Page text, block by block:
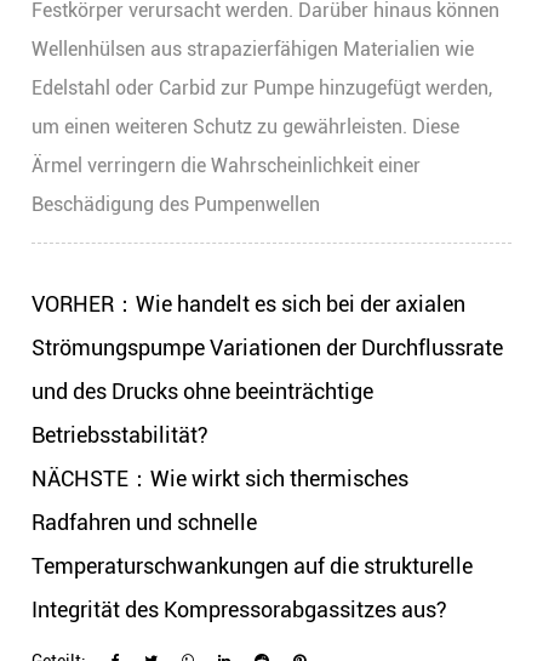
Festkörper verursacht werden. Darüber hinaus können
Wellenhülsen aus strapazierfähigen Materialien wie
Edelstahl oder Carbid zur Pumpe hinzugefügt werden,
um einen weiteren Schutz zu gewährleisten. Diese
Ärmel verringern die Wahrscheinlichkeit einer
Beschädigung des Pumpenwellen
VORHER：Wie handelt es sich bei der axialen
Strömungspumpe Variationen der Durchflussrate
und des Drucks ohne beeinträchtige
Betriebsstabilität?
NÄCHSTE：Wie wirkt sich thermisches
Radfahren und schnelle
Temperaturschwankungen auf die strukturelle
Integrität des Kompressorabgassitzes aus?